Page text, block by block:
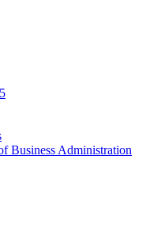
Business Administration